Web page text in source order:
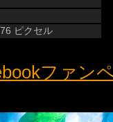
ピクセル
ファン